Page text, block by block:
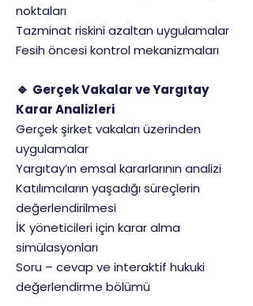
noktaları
Tazminat riskini azaltan uygulamalar
Fesih öncesi kontrol mekanizmaları
🔹 Gerçek Vakalar ve Yargıtay
Karar Analizleri
Gerçek şirket vakaları üzerinden
uygulamalar
Yargıtay’ın emsal kararlarının analizi
Katılımcıların yaşadığı süreçlerin
değerlendirilmesi
İK yöneticileri için karar alma
simülasyonları
Soru – cevap ve interaktif hukuki
değerlendirme bölümü